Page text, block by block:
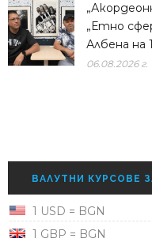
„Етно
Албена на
06.08.2026 г.
ВАЛУТНИ КУРСОВЕ
1 USD = BGN
1 GBP = BGN